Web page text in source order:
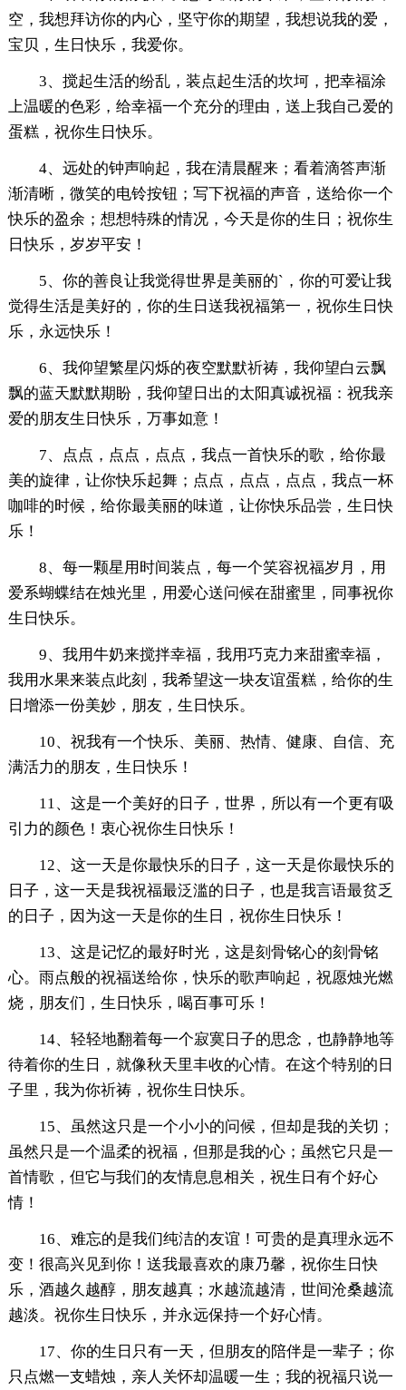
空，我想拜访你的内心，坚守你的期望，我想说我的爱，
宝贝，生日快乐，我爱你。
3、搅起生活的纷乱，装点起生活的坎坷，把幸福涂
上温暖的色彩，给幸福一个充分的理由，送上我自己爱的
蛋糕，祝你生日快乐。
4、远处的钟声响起，我在清晨醒来；看着滴答声渐
渐清晰，微笑的电铃按钮；写下祝福的声音，送给你一个
快乐的盈余；想想特殊的情况，今天是你的生日；祝你生
日快乐，岁岁平安！
5、你的善良让我觉得世界是美丽的`，你的可爱让我
觉得生活是美好的，你的生日送我祝福第一，祝你生日快
乐，永远快乐！
6、我仰望繁星闪烁的夜空默默祈祷，我仰望白云飘
飘的蓝天默默期盼，我仰望日出的太阳真诚祝福：祝我亲
爱的朋友生日快乐，万事如意！
7、点点，点点，点点，我点一首快乐的歌，给你最
美的旋律，让你快乐起舞；点点，点点，点点，我点一杯
咖啡的时候，给你最美丽的味道，让你快乐品尝，生日快
乐！
8、每一颗星用时间装点，每一个笑容祝福岁月，用
爱系蝴蝶结在烛光里，用爱心送问候在甜蜜里，同事祝你
生日快乐。
9、我用牛奶来搅拌幸福，我用巧克力来甜蜜幸福，
我用水果来装点此刻，我希望这一块友谊蛋糕，给你的生
日增添一份美妙，朋友，生日快乐。
10、祝我有一个快乐、美丽、热情、健康、自信、充
满活力的朋友，生日快乐！
11、这是一个美好的日子，世界，所以有一个更有吸
引力的颜色！衷心祝你生日快乐！
12、这一天是你最快乐的日子，这一天是你最快乐的
日子，这一天是我祝福最泛滥的日子，也是我言语最贫乏
的日子，因为这一天是你的生日，祝你生日快乐！
13、这是记忆的最好时光，这是刻骨铭心的刻骨铭
心。雨点般的祝福送给你，快乐的歌声响起，祝愿烛光燃
烧，朋友们，生日快乐，喝百事可乐！
14、轻轻地翻着每一个寂寞日子的思念，也静静地等
待着你的生日，就像秋天里丰收的心情。在这个特别的日
子里，我为你祈祷，祝你生日快乐。
15、虽然这只是一个小小的问候，但却是我的关切；
虽然只是一个温柔的祝福，但那是我的心；虽然它只是一
首情歌，但它与我们的友情息息相关，祝生日有个好心
情！
16、难忘的是我们纯洁的友谊！可贵的是真理永远不
变！很高兴见到你！送我最喜欢的康乃馨，祝你生日快
乐，酒越久越醇，朋友越真；水越流越清，世间沧桑越流
越淡。祝你生日快乐，并永远保持一个好心情。
17、你的生日只有一天，但朋友的陪伴是一辈子；你
只点燃一支蜡烛，亲人关怀却温暖一生；我的祝福只说一